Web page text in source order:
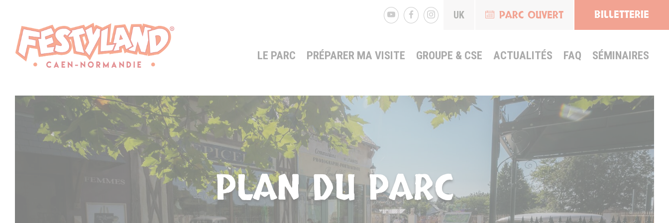
UK PARC OUVERT BILLETTERIE
LE PARC PRÉPARER MA VISITE GROUPE & CSE ACTUALITÉS FAQ SÉMINAIRES
PLAN DU PARC